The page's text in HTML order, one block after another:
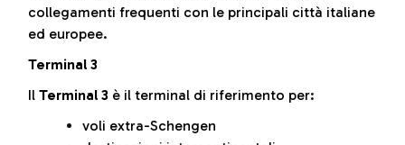
collegamenti frequenti con le principali città italiane
ed europee.
Terminal 3
Il Terminal 3 è il terminal di riferimento per:
voli extra-Schengen